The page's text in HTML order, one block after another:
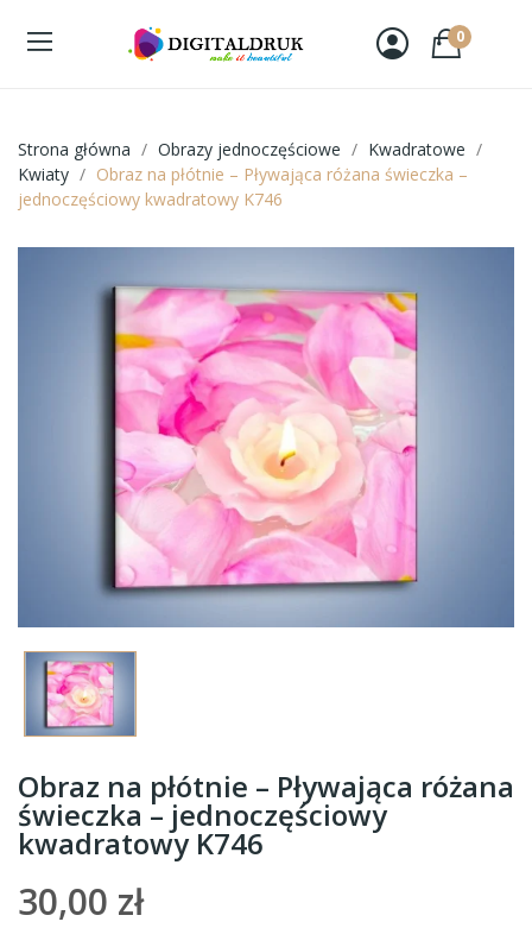
0
Strona główna Obrazy jednoczęściowe
Kwadratowe
Kwiaty
Obraz na płótnie – Pływająca różana świeczka –
jednoczęściowy kwadratowy K746
Obraz na płótnie – Pływająca różana
świeczka – jednoczęściowy
kwadratowy K746
30,00 zł